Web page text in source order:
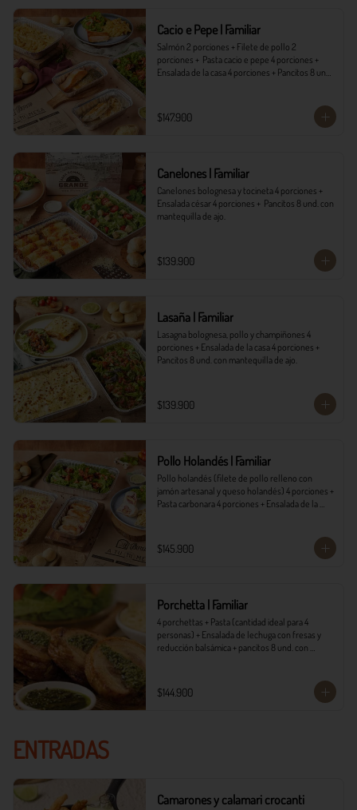
Cacio e Pepe | Familiar
Salmón 2 porciones + Filete de pollo 2
porciones +  Pasta cacio e pepe 4 porciones +
Ensalada de la casa 4 porciones + Pancitos 8 und.
$147.900
Canelones | Familiar
Canelones bolognesa y tocineta 4 porciones +
Ensalada césar 4 porciones +  Pancitos 8 und. con
mantequilla de ajo.
$139.900
Lasaña | Familiar
Lasagna bolognesa, pollo y champiñones 4
porciones + Ensalada de la casa 4 porciones +
Pancitos 8 und. con mantequilla de ajo.
$139.900
Pollo Holandés | Familiar
Pollo holandés (filete de pollo relleno con
jamón artesanal y queso holandés) 4 porciones +
Pasta carbonara 4 porciones + Ensalada de la
$145.900
Porchetta | Familiar
4 porchettas + Pasta (cantidad ideal para 4
personas) + Ensalada de lechuga con fresas y
reducción balsámica + pancitos 8 und. con
$144.900
ENTRADAS
Camarones y calamari crocanti